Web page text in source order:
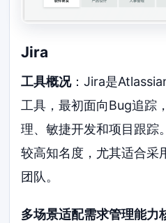
Jira
工具概况：Jira是
工具，最初面向Bug追踪
理、敏捷开发和项目跟踪
较高知名度，尤其适合采
团队。
多场景适配需求管理能力